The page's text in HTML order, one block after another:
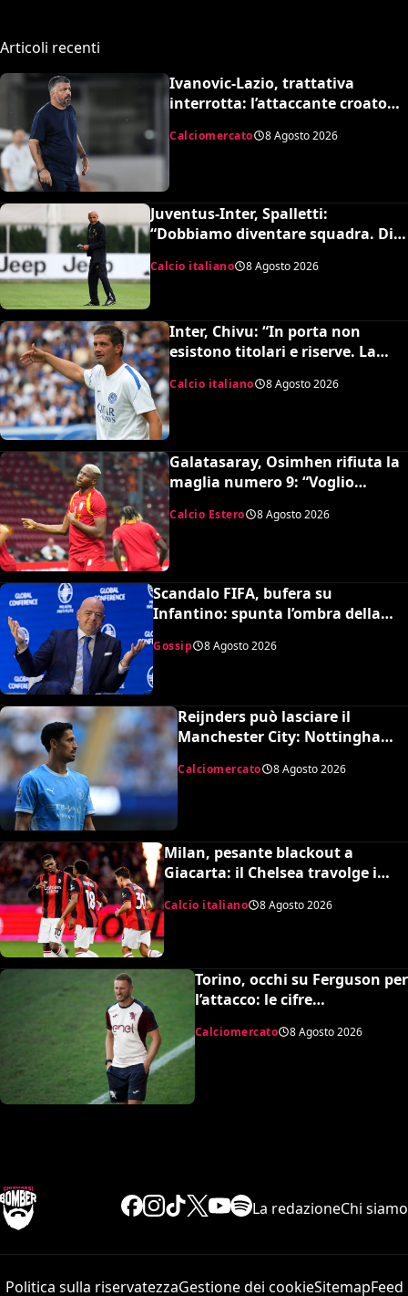
Articoli recenti
Ivanovic-Lazio, trattativa
interrotta: l’attaccante croato
Calciomercato 8 Agosto 2026
Juventus-Inter, Spalletti:
“Dobbiamo diventare squadra. Di
Gregorio? Cose che possono
capitare”
Calcio italiano 8 Agosto 2026
Inter, Chivu: “In porta non
esistono titolari e riserve. La
Calcio italiano 8 Agosto 2026
Galatasaray, Osimhen rifiuta la
maglia numero 9: “Voglio
Calcio Estero 8 Agosto 2026
Scandalo FIFA, bufera su
Infantino: spunta l’ombra della
UEFA
Gossip 8 Agosto 2026
Reijnders può lasciare il
Manchester City: Nottingham
Calciomercato 8 Agosto 2026
Milan, pesante blackout a
Giacarta: il Chelsea travolge i
rossoneri 3-0 in amichevole
Calcio italiano 8 Agosto 2026
Torino, occhi su Ferguson per
l’attacco: le cifre
Calciomercato 8 Agosto 2026
La redazioneChi siamo
Politica sulla riservatezzaGestione dei cookieSitemapFeed